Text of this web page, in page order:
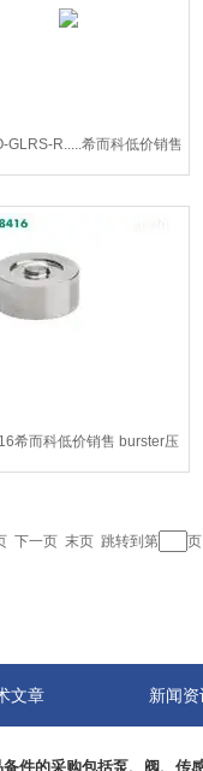
GLRS-R.....希而科低价销售
GLRS-R滑动轴承
希而科低价销售 burster压
力传感器8416
下一页 末页 跳转到第 页
文章 新闻资
件的采购包括泵、阀、传